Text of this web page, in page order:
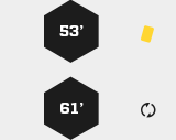
53’
61’